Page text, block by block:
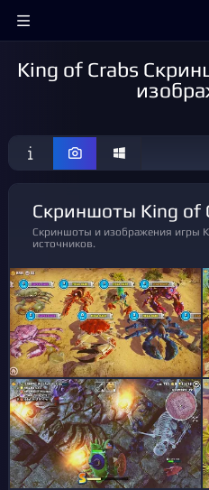
King of Crabs
Скриншоты King of
Скриншоты и изображения игры King of Crabs взяты из открытых
источников.